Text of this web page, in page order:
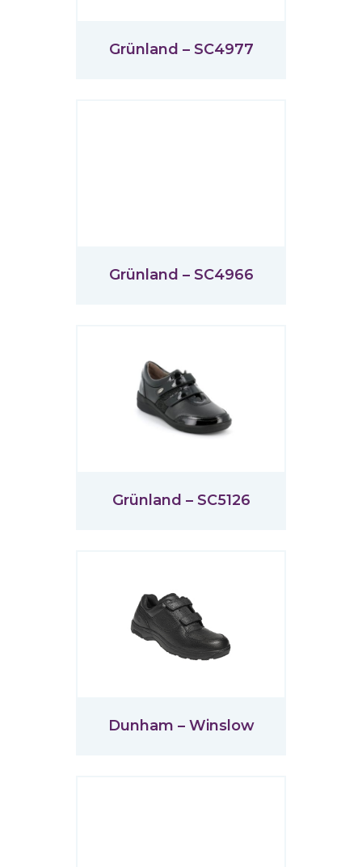
Grünland – SC4977
Grünland – SC4966
Grünland – SC5126
Dunham – Winslow